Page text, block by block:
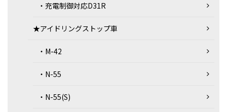
・充電制御対応D31R
★アイドリングストップ車
・M-42
・N-55
・N-55(S)